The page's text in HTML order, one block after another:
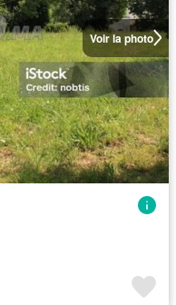
Voir la photo